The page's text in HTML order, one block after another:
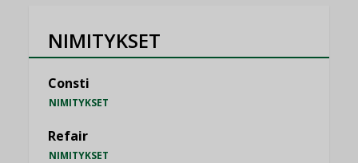
NIMITYKSET
Consti
NIMITYKSET
Refair
NIMITYKSET